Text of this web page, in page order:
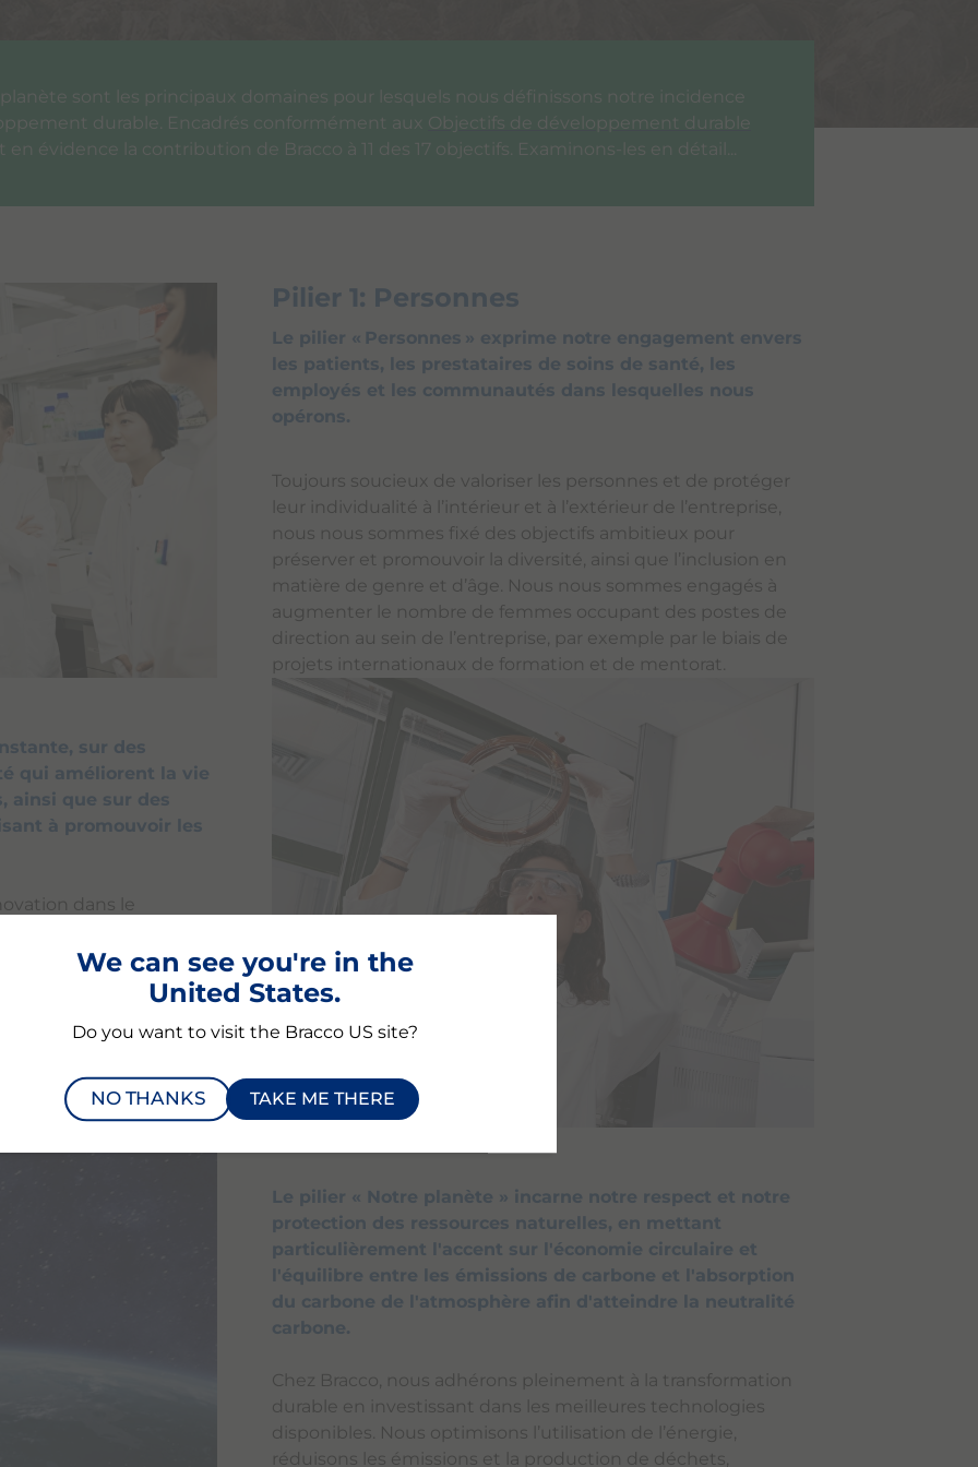
sont les principaux domaines pour lesquels nous définissons notre incidence
durable. Encadrés conformément aux Objectifs de développement durable
évidence la contribution de Bracco à 11 des 17 objectifs. Examinons-les en détail...
Pilier 1: Personnes
Le pilier « Personnes » exprime notre engagement envers
les patients, les prestataires de soins de santé, les
employés et les communautés dans lesquelles nous
opérons.
Toujours soucieux de valoriser les personnes et de protéger
leur individualité à l’intérieur et à l’extérieur de l’entreprise,
nous nous sommes fixé des objectifs ambitieux pour
préserver et promouvoir la diversité, ainsi que l’inclusion en
matière de genre et d’âge. Nous nous sommes engagés à
augmenter le nombre de femmes occupant des postes de
direction au sein de l’entreprise, par exemple par le biais de
projets internationaux de formation et de mentorat.
sur des
qui améliorent la vie
ainsi que sur des
à promouvoir les
dans le
sont essentiels pour
de se développer et
sociale au sens
promouvoir l’égalité
Le pilier « Notre planète » incarne notre respect et notre
protection des ressources naturelles, en mettant
particulièrement l'accent sur l'économie circulaire et
l'équilibre entre les émissions de carbone et l'absorption
du carbone de l'atmosphère afin d'atteindre la neutralité
carbone.
Chez Bracco, nous adhérons pleinement à la transformation
durable en investissant dans les meilleures technologies
disponibles. Nous optimisons l’utilisation de l’énergie,
réduisons les émissions et la production de déchets,
We can see you're in the
United States.
Do you want to visit the Bracco US site?
NO THANKS TAKE ME THERE